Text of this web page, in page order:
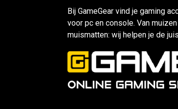
Bij GameGear vind je gaming
voor pc en console. Van
muismatten: wij helpen je de